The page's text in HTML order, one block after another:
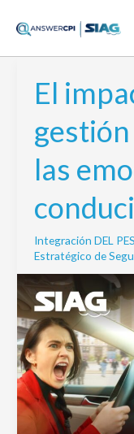
El
las
Integración DEL
Estratégico de
El
impacto
de
la
gestión
inadecuada
de
emociones
conducir